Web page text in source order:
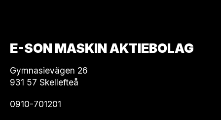
E-SON MASKIN AKTIEBOLAG
Gymnasievägen 26
931 57 Skellefteå
0910-701201